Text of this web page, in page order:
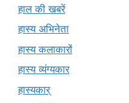
हाल की खबरें
हास्य अभिनेता
हास्य कलाकारों
हास्य व्यंग्यकार
हास्यकार्